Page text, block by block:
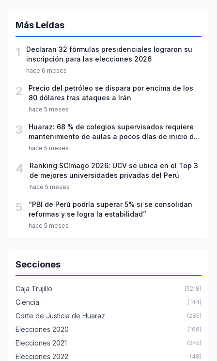
Más Leídas
1
Declaran 32 fórmulas presidenciales lograron su
inscripción para las elecciones 2026
hace 6 meses
2
Precio del petróleo se dispara por encima de los
80 dólares tras ataques a Irán
hace 5 meses
3
Huaraz: 68 % de colegios supervisados requiere
mantenimiento de aulas a pocos días de inicio del
año escolar 2026
hace 5 meses
4
Ranking SCImago 2026: UCV se ubica en el Top 3
de mejores universidades privadas del Perú
hace 5 meses
5
“PBI de Perú podría superar 5% si se consolidan
reformas y se logra la estabilidad”
hace 5 meses
Secciones
Caja Trujillo (5218)
Ciencia (144)
Corte de Justicia de Huaraz (285)
Elecciones 2020 (168)
Elecciones 2021 (245)
Elecciones 2022 (48)